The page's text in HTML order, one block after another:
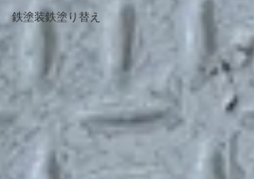
鉄塗装鉄塗り替え